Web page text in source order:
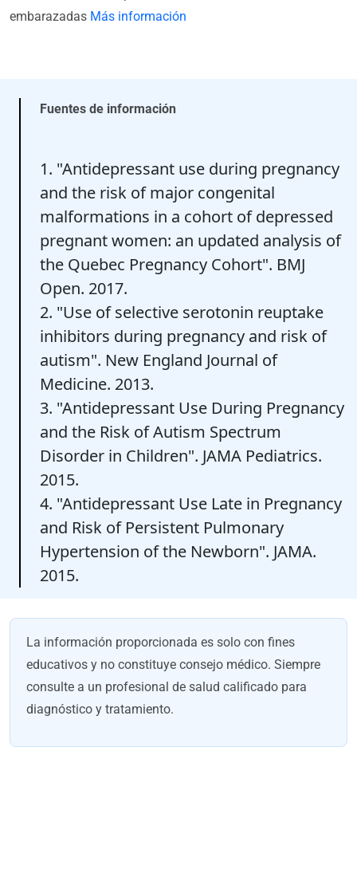
embarazadas Más información
Fuentes de información
1. "Antidepressant use during pregnancy
and the risk of major congenital
malformations in a cohort of depressed
pregnant women: an updated analysis of
the Quebec Pregnancy Cohort". BMJ
Open. 2017.
2. "Use of selective serotonin reuptake
inhibitors during pregnancy and risk of
autism". New England Journal of
Medicine. 2013.
3. "Antidepressant Use During Pregnancy
and the Risk of Autism Spectrum
Disorder in Children". JAMA Pediatrics.
2015.
4. "Antidepressant Use Late in Pregnancy
and Risk of Persistent Pulmonary
Hypertension of the Newborn". JAMA.
2015.
La información proporcionada es solo con fines
educativos y no constituye consejo médico. Siempre
consulte a un profesional de salud calificado para
diagnóstico y tratamiento.